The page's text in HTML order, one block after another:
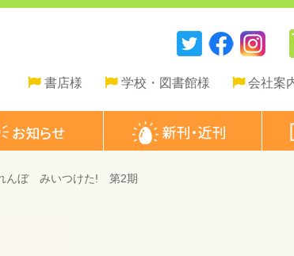
書店様 学校・図書館様 会社案
んぼ みいつけた! 第2期